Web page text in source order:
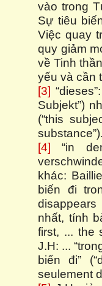
vào trong
Sự tiêu
Việc quay
quy giảm
về Tinh
yếu và cần
[3]
Subjekt”)
(“this
[4] “in
khác:
biến đi
disappears
nhất, tính
first, ... the
J.H: ...
biến đi”
seulement